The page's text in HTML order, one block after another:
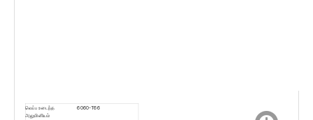
வெப்ப உடைந்த
அலுமினியம்
6060-T66